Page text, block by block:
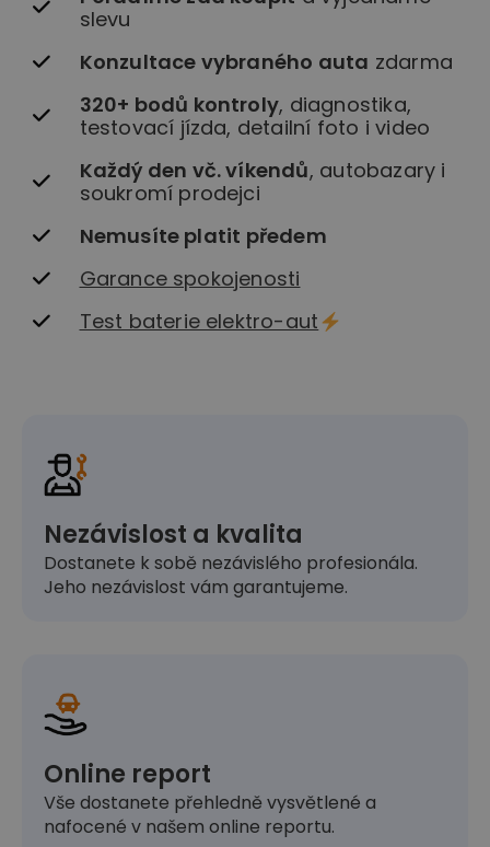
slevu
Konzultace vybraného auta zdarma
320+ bodů kontroly, diagnostika,
testovací jízda, detailní foto i video
Každý den vč. víkendů, autobazary i
soukromí prodejci
Nemusíte platit předem
Garance spokojenosti
Test baterie elektro-aut
Nezávislost a kvalita
Dostanete k sobě nezávislého profesionála.
Jeho nezávislost vám garantujeme.
Online report
Vše dostanete přehledně vysvětlené a
nafocené v našem online reportu.